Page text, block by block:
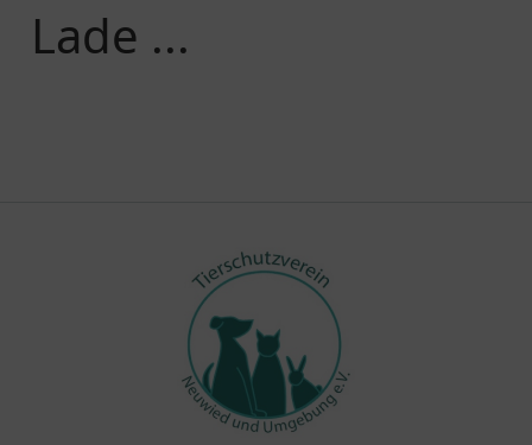
Lade ...